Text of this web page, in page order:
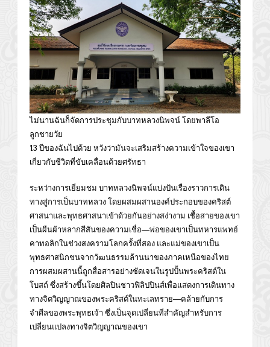
ไม่นานฉันก็จัดการประชุมกับบาทหลวงนิพจน์ โดยพาลีโอ
ลูกชายวัย
13 ปีของฉันไปด้วย หวังว่ามันจะเสริมสร้างความเข้าใจของเขา
เกี่ยวกับชีวิตที่ขับเคลื่อนด้วยศรัทธา
ระหว่างการเยี่ยมชม บาทหลวงนิพจน์แบ่งปันเรื่องราวการเดิน
ทางสู่การเป็นบาทหลวง โดยผสมผสานองค์ประกอบของคริสต์
ศาสนาและพุทธศาสนาเข้าด้วยกันอย่างสง่างาม เชื้อสายของเขา
เป็นผืนผ้าหลากสีสันของความเชื่อ—พ่อของเขาเป็นทหารแพทย์
คาทอลิกในช่วงสงครามโลกครั้งที่สอง และแม่ของเขาเป็น
พุทธศาสนิกชนจากวัฒนธรรมล้านนาของภาคเหนือของไทย
การผสมผสานนี้ถูกสื่อสารอย่างชัดเจนในรูปปั้นพระคริสต์ใน
โบสถ์ ซึ่งสร้างขึ้นโดยศิลปินชาวฟิลิปปินส์เพื่อแสดงการเดินทาง
ทางจิตวิญญาณของพระคริสต์ในทะเลทราย—คล้ายกับการ
จำศีลของพระพุทธเจ้า ซึ่งเป็นจุดเปลี่ยนที่สำคัญสำหรับการ
เปลี่ยนแปลงทางจิตวิญญาณของเขา